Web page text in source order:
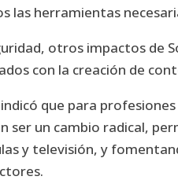
las herramientas
otros impactos de
con la creación de
que para
ser un cambio radical,
y televisión, y